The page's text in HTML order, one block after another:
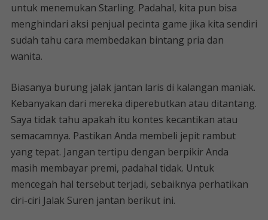
untuk menemukan Starling. Padahal, kita pun bisa
menghindari aksi penjual pecinta game jika kita sendiri
sudah tahu cara membedakan bintang pria dan
wanita.
Biasanya burung jalak jantan laris di kalangan maniak.
Kebanyakan dari mereka diperebutkan atau ditantang.
Saya tidak tahu apakah itu kontes kecantikan atau
semacamnya. Pastikan Anda membeli jepit rambut
yang tepat. Jangan tertipu dengan berpikir Anda
masih membayar premi, padahal tidak. Untuk
mencegah hal tersebut terjadi, sebaiknya perhatikan
ciri-ciri Jalak Suren jantan berikut ini.